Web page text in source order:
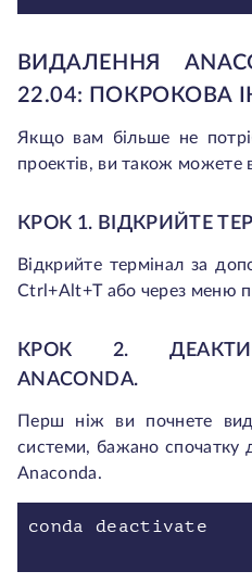
ВИДАЛЕННЯ
22.04: ПОКРОКОВА
Якщо вам більше не
проектів, ви також можете
КРОК 1. ВІДКРИЙТЕ
Відкрийте термінал за
Ctrl+Alt+T або через меню
КРОК 2.ДЕ
ANACONDA.
Перш ніж ви почнете
системи, бажано спочатку
Anaconda.
conda deactivate